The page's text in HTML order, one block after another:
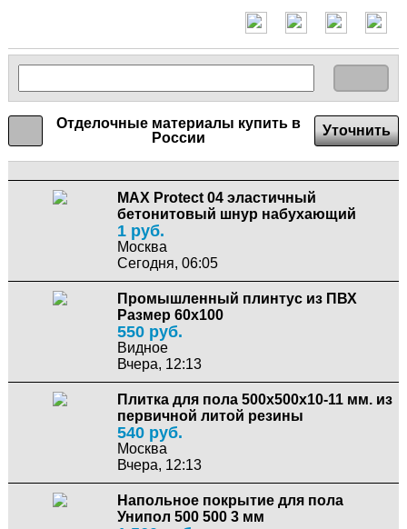
Отделочные материалы купить в
России
Уточнить
MAX Protect 04 эластичный
бетонитовый шнур набухающий
1 руб.
Москва
Сегодня, 06:05
Промышленный плинтус из ПВХ
Размер 60х100
550 руб.
Видное
Вчера, 12:13
Плитка для пола 500x500x10-11 мм. из
первичной литой резины
540 руб.
Москва
Вчера, 12:13
Напольное покрытие для пола
Унипол 500 500 3 мм